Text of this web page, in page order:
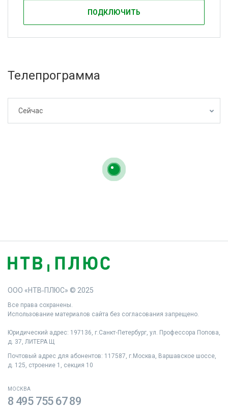
ПОДКЛЮЧИТЬ
Телепрограмма
Сейчас
ООО «НТВ‑ПЛЮС» © 2025
Все права сохранены.
Использование материалов сайта без согласования запрещено.
Юридический адрес: 197136, г.Санкт‑Петербург, ул. Профессора Попова,
д. 37, ЛИТЕРА Щ
Почтовый адрес для абонентов: 117587, г.Москва, Варшавское шоссе,
д. 125, строение 1, секция 10
МОСКВА
8 495 755 67 89